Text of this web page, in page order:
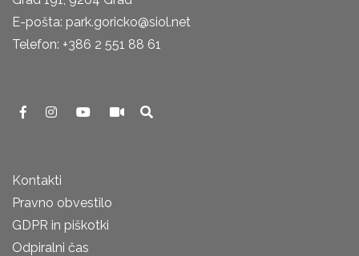
E-pošta: park.goricko@siol.net
Telefon: +386 2 551 88 61
Kontakti
Pravno obvestilo
GDPR in piškotki
Odpiralni čas